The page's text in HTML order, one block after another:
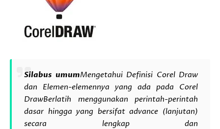
Silabus umumMengetahui Definisi Corel Draw
dan Elemen-elemennya yang ada pada Corel
DrawBerlatih menggunakan perintah-perintah
dasar hingga yang bersifat advance (lanjutan)
secara lengkap dan